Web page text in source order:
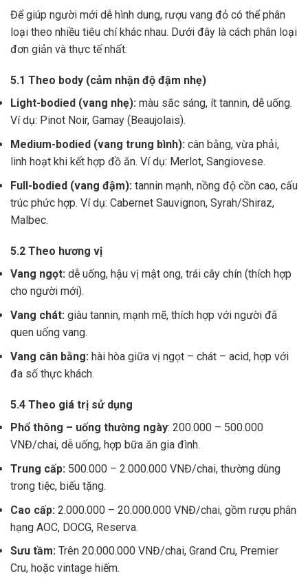
Để giúp người mới dễ hình dung, rượu vang đỏ có thể phân
loại theo nhiều tiêu chí khác nhau. Dưới đây là cách phân loại
đơn giản và thực tế nhất:
5.1 Theo body (cảm nhận độ đậm nhẹ)
Light-bodied (vang nhẹ): màu sắc sáng, ít tannin, dễ uống.
Ví dụ: Pinot Noir, Gamay (Beaujolais).
Medium-bodied (vang trung bình): cân bằng, vừa phải,
linh hoạt khi kết hợp đồ ăn. Ví dụ: Merlot, Sangiovese.
Full-bodied (vang đậm): tannin mạnh, nồng độ cồn cao, cấu
trúc phức hợp. Ví dụ: Cabernet Sauvignon, Syrah/Shiraz,
Malbec.
5.2 Theo hương vị
Vang ngọt: dễ uống, hậu vị mật ong, trái cây chín (thích hợp
cho người mới).
Vang chát: giàu tannin, mạnh mẽ, thích hợp với người đã
quen uống vang.
Vang cân bằng: hài hòa giữa vị ngọt – chát – acid, hợp với
đa số thực khách.
5.4 Theo giá trị sử dụng
Phổ thông – uống thường ngày: 200.000 – 500.000
VNĐ/chai, dễ uống, hợp bữa ăn gia đình.
Trung cấp: 500.000 – 2.000.000 VNĐ/chai, thường dùng
trong tiệc, biếu tặng.
Cao cấp: 2.000.000 – 20.000.000 VNĐ/chai, gồm rượu phân
hạng AOC, DOCG, Reserva.
Sưu tầm: Trên 20.000.000 VNĐ/chai, Grand Cru, Premier
Cru, hoặc vintage hiếm.